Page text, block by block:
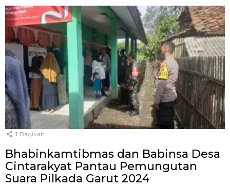
1 Bagikan
Bhabinkamtibmas dan Babinsa Desa
Cintarakyat Pantau Pemungutan
Suara Pilkada Garut 2024